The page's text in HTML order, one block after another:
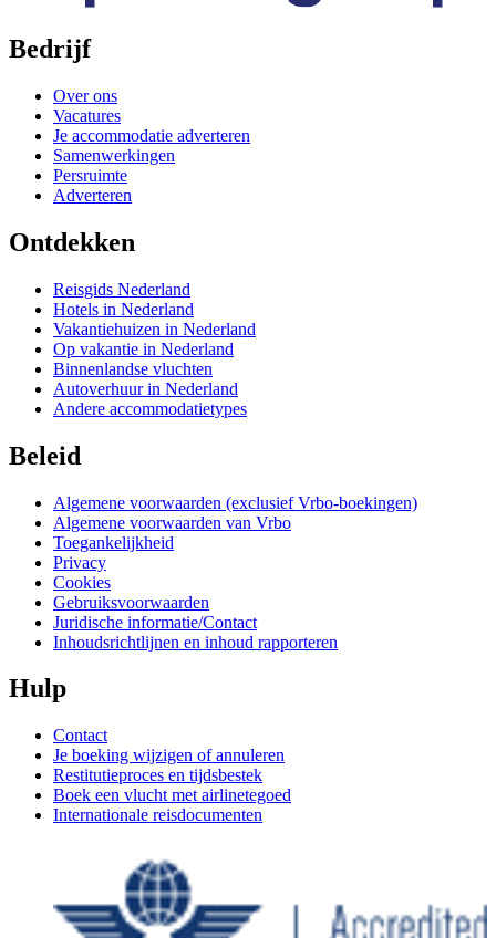
Bedrijf
Over ons
Vacatures
Je accommodatie adverteren
Samenwerkingen
Persruimte
Adverteren
Ontdekken
Reisgids Nederland
Hotels in Nederland
Vakantiehuizen in Nederland
Op vakantie in Nederland
Binnenlandse vluchten
Autoverhuur in Nederland
Andere accommodatietypes
Beleid
Algemene voorwaarden (exclusief Vrbo-boekingen)
Algemene voorwaarden van Vrbo
Toegankelijkheid
Privacy
Cookies
Gebruiksvoorwaarden
Juridische informatie/Contact
Inhoudsrichtlijnen en inhoud rapporteren
Hulp
Contact
Je boeking wijzigen of annuleren
Restitutieproces en tijdsbestek
Boek een vlucht met airlinetegoed
Internationale reisdocumenten